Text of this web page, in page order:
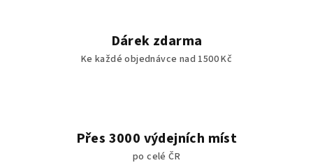
i
s
Dárek zdarma
Ke každé objednávce nad 1500 Kč
Přes 3000 výdejních míst
po celé ČR